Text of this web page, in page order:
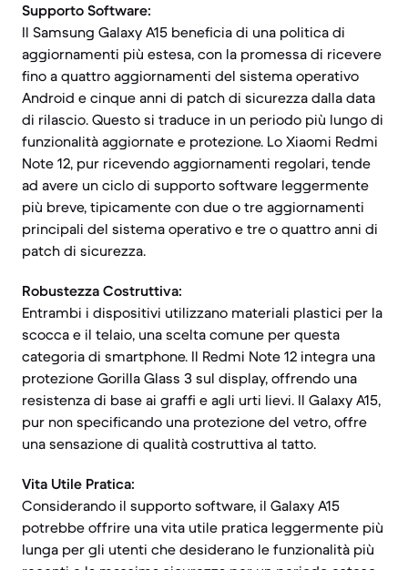
Supporto Software:
Il Samsung Galaxy A15 beneficia di una politica di
aggiornamenti più estesa, con la promessa di ricevere
fino a quattro aggiornamenti del sistema operativo
Android e cinque anni di patch di sicurezza dalla data
di rilascio. Questo si traduce in un periodo più lungo di
funzionalità aggiornate e protezione. Lo Xiaomi Redmi
Note 12, pur ricevendo aggiornamenti regolari, tende
ad avere un ciclo di supporto software leggermente
più breve, tipicamente con due o tre aggiornamenti
principali del sistema operativo e tre o quattro anni di
patch di sicurezza.
Robustezza Costruttiva:
Entrambi i dispositivi utilizzano materiali plastici per la
scocca e il telaio, una scelta comune per questa
categoria di smartphone. Il Redmi Note 12 integra una
protezione Gorilla Glass 3 sul display, offrendo una
resistenza di base ai graffi e agli urti lievi. Il Galaxy A15,
pur non specificando una protezione del vetro, offre
una sensazione di qualità costruttiva al tatto.
Vita Utile Pratica:
Considerando il supporto software, il Galaxy A15
potrebbe offrire una vita utile pratica leggermente più
lunga per gli utenti che desiderano le funzionalità più